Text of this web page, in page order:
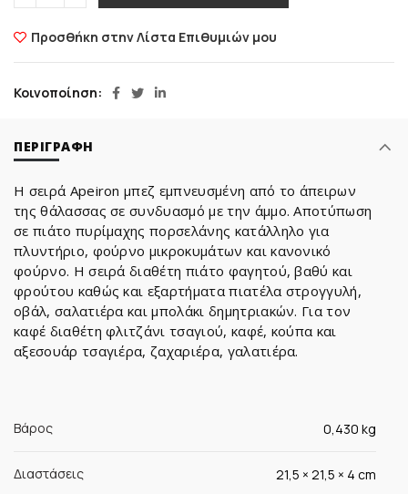
Προσθήκη στην Λίστα Επιθυμιών μου
Κοινοποίηση
ΠΕΡΙΓΡΑΦΉ
Η σειρά Apeiron μπεζ εμπνευσμένη από το άπειρων
της θάλασσας σε συνδυασμό με την άμμο. Αποτύπωση
σε πιάτο πυρίμαχης πορσελάνης κατάλληλο για
πλυντήριο, φούρνο μικροκυμάτων και κανονικό
φούρνο. Η σειρά διαθέτη πιάτο φαγητού, βαθύ και
φρούτου καθώς και εξαρτήματα πιατέλα στρογγυλή,
οβάλ, σαλατιέρα και μπολάκι δημητριακών. Για τον
καφέ διαθέτη φλιτζάνι τσαγιού, καφέ, κούπα και
αξεσουάρ τσαγιέρα, ζαχαριέρα, γαλατιέρα.
Βάρος 0,430 kg
Διαστάσεις 21,5 × 21,5 × 4 cm